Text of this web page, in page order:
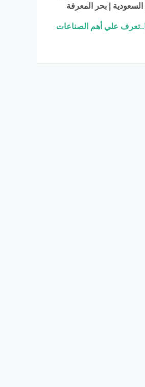
| بحر المعرفة
علي أهم الصناعات